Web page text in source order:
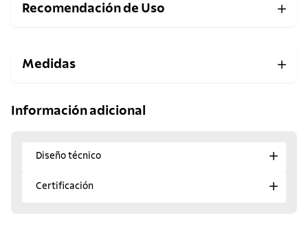
Recomendación de Uso
Medidas
Información adicional
Diseño técnico
Certificación